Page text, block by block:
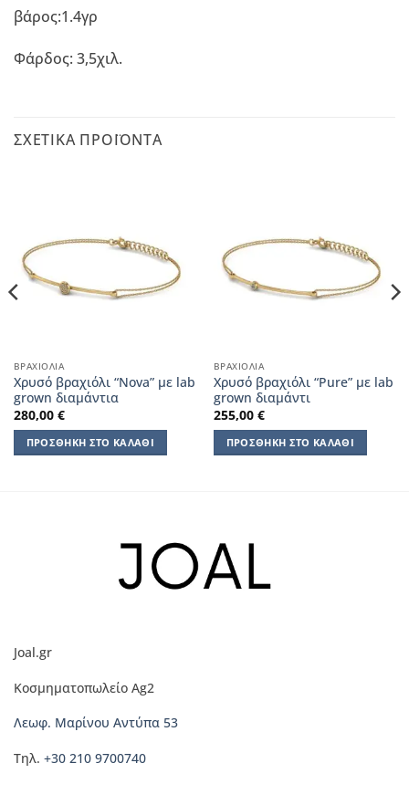
βάρος:1.4γρ
Φάρδος: 3,5χιλ.
ΣΧΕΤΙΚΆ ΠΡΟΪΌΝΤΑ
ΒΡΑΧΙΌΛΙΑ
Χρυσό βραχιόλι “Nova” με lab
grown διαμάντια
280,00 €
ΠΡΟΣΘΉΚΗ ΣΤΟ ΚΑΛΆΘΙ
ΒΡΑΧΙΌΛΙΑ
Χρυσό βραχιόλι “Pure” με lab
grown διαμάντι
255,00 €
ΠΡΟΣΘΉΚΗ ΣΤΟ ΚΑΛΆΘΙ
Joal.gr
Κοσμηματοπωλείο Ag2
Λεωφ. Μαρίνου Αντύπα 53
Τηλ. +30 210 9700740